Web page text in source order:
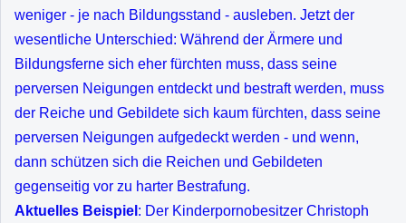
weniger - je nach Bildungsstand - ausleben. Jetzt der
wesentliche Unterschied: Während der Ärmere und
Bildungsferne sich eher fürchten muss, dass seine
perversen Neigungen entdeckt und bestraft werden, muss
der Reiche und Gebildete sich kaum fürchten, dass seine
perversen Neigungen aufgedeckt werden - und wenn,
dann schützen sich die Reichen und Gebildeten
gegenseitig vor zu harter Bestrafung.
Aktuelles Beispiel : Der Kinderpornobesitzer Christoph